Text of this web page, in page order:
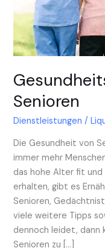
Senioren
Dienstleistungen /
Die Gesundheit von
immer mehr
das hohe Alter fit und
erhalten, gibt es
Senioren,
viele weitere Tipps
dennoch leidet, dann
Senioren zu […]